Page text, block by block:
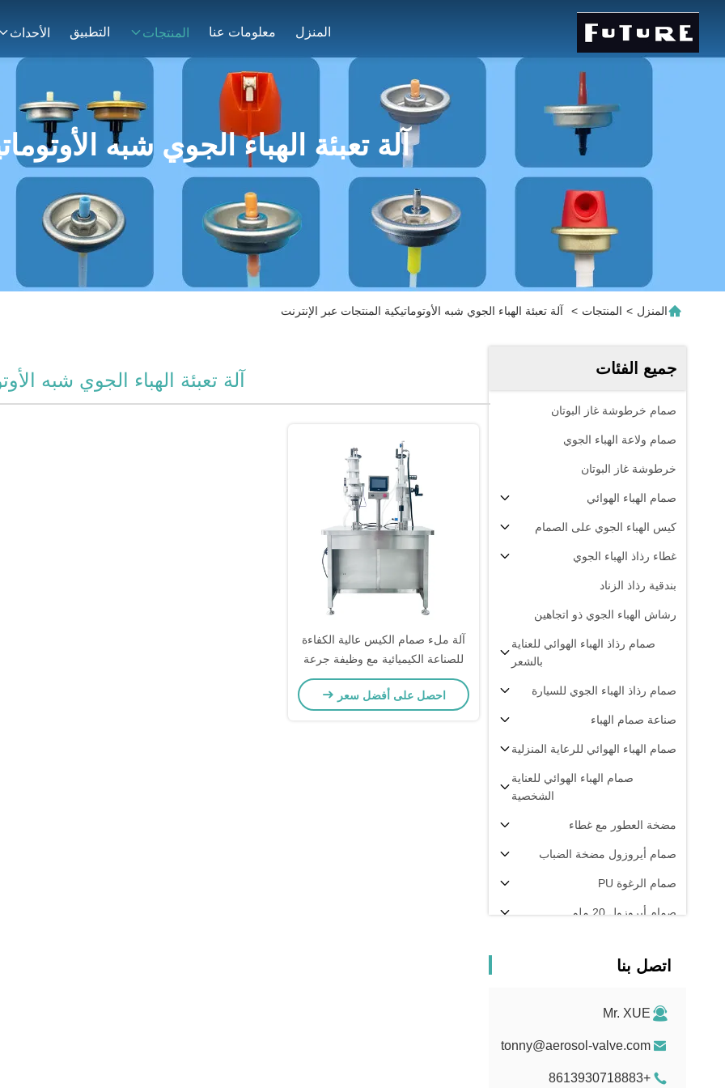
المنزل معلومات عنا المنتجات التطبيق الأحداث
آلة تعبئة الهباء الجوي شبه
المنزل > المنتجات > آلة تعبئة الهباء الجوي شبه الأوتوماتيكية المنتجات عبر الإنترنت
جميع الفئات
صمام خرطوشة غاز البوتان
صمام ولاعة الهباء الجوي
خرطوشة غاز البوتان
صمام الهباء الهوائي
كيس الهباء الجوي على الصمام
غطاء رذاذ الهباء الجوي
بندقية رذاذ الزناد
رشاش الهباء الجوي ذو اتجاهين
صمام رذاذ الهباء الهوائي للعناية
بالشعر
صمام رذاذ الهباء الجوي للسيارة
صناعة صمام الهباء
صمام الهباء الهوائي للرعاية المنزلية
صمام الهباء الهوائي للعناية
الشخصية
مضخة العطور مع غطاء
صمام أيروزول مضخة الضباب
صمام الرغوة PU
صمام أيروزول 20 ملم
آلة تعبئة الهباء الجوي
اتصل بنا
Mr. XUE
tonny@aerosol-valve.com
+8613930718883
آلة تعبئة الهباء الجوي شبه
آلة ملء صمام الكيس عالية الكفاءة
للصناعة الكيميائية مع وظيفة جرعة
دقيقة
احصل على أفضل سعر